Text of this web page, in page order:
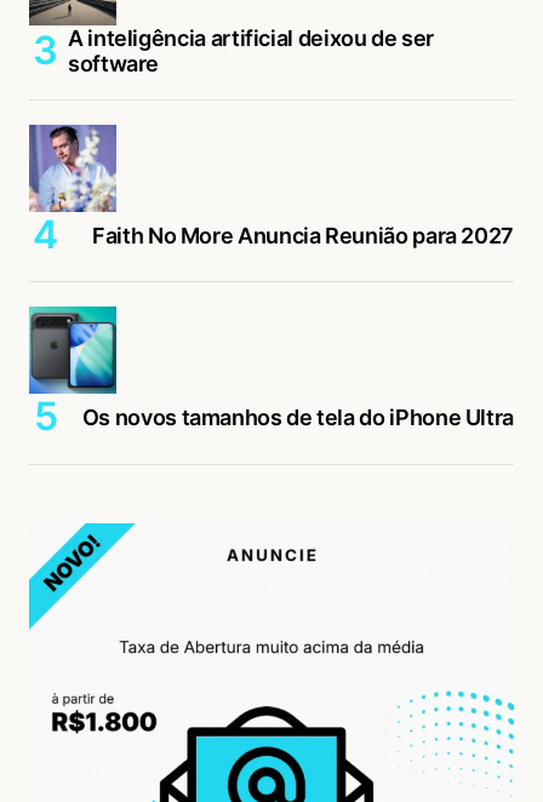
A inteligência artificial deixou de ser
software
Faith No More Anuncia Reunião para 2027
Os novos tamanhos de tela do iPhone Ultra